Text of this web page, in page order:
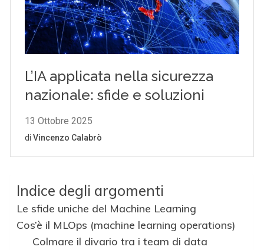
Indice degli argomenti
Le sfide uniche del Machine Learning
Cos’è il MLOps (machine learning operations)
Colmare il divario tra i team di data